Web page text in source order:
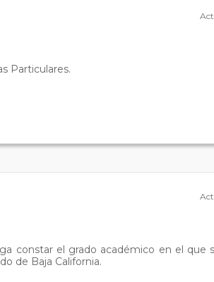
Particulares.
constar el grado académico en el que
de Baja California.